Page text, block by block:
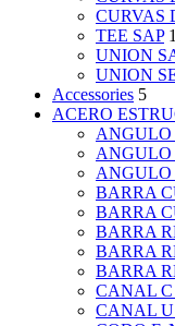
CURVAS
TEE SAP 1
UNION
UNION
Accessories 5
ACERO
ANGULO
ANGULO
BARRA
BARRA
BARRA
BARRA
BARRA
CANAL C
CANAL